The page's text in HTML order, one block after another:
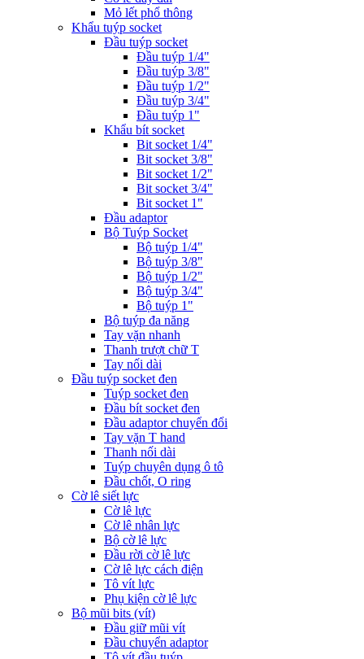
Mỏ lết phổ thông
Khẩu tuýp socket
Đầu tuýp socket
Đầu tuýp 1/4"
Đầu tuýp 3/8"
Đầu tuýp 1/2"
Đầu tuýp 3/4"
Đầu tuýp 1"
Khẩu bít socket
Bit socket 1/4"
Bit socket 3/8"
Bit socket 1/2"
Bit socket 3/4"
Bit socket 1"
Đầu adaptor
Bộ Tuýp Socket
Bộ tuýp 1/4"
Bộ tuýp 3/8"
Bộ tuýp 1/2"
Bộ tuýp 3/4"
Bộ tuýp 1"
Bộ tuýp đa năng
Tay vặn nhanh
Thanh trượt chữ T
Tay nối dài
Đầu tuýp socket đen
Tuýp socket đen
Đầu bít socket đen
Đầu adaptor chuyển đổi
Tay vặn T hand
Thanh nối dài
Tuýp chuyên dụng ô tô
Đầu chốt, O ring
Cờ lê siết lực
Cờ lê lực
Cờ lê nhân lực
Bộ cờ lê lực
Đầu rời cờ lê lực
Cờ lê lực cách điện
Tô vít lực
Phụ kiện cờ lê lực
Bộ mũi bits (vít)
Đầu giữ mũi vít
Đầu chuyển adaptor